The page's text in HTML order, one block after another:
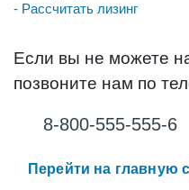
- Рассчитать лизинг
Если вы не можете
позвоните нам по
8-800-555-555-6
Перейти на главную